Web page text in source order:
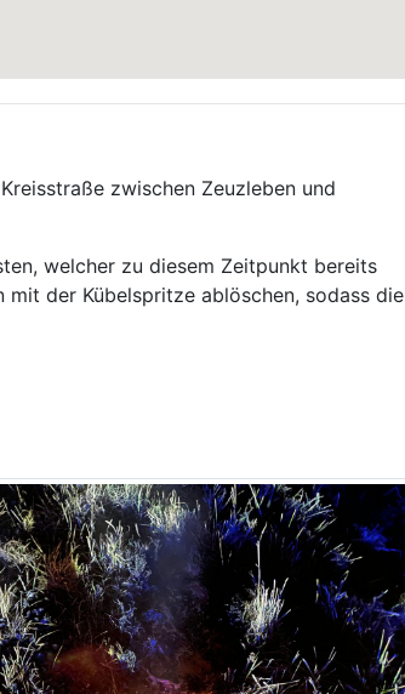
zwischen Zeuzleben und
welcher zu diesem Zeitpunkt bereits
der Kübelspritze ablöschen, sodass die